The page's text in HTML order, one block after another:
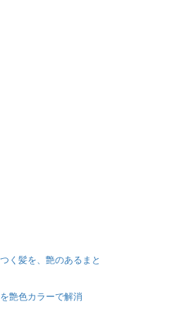
く髪を、艶のあるまと
艶色カラーで解消